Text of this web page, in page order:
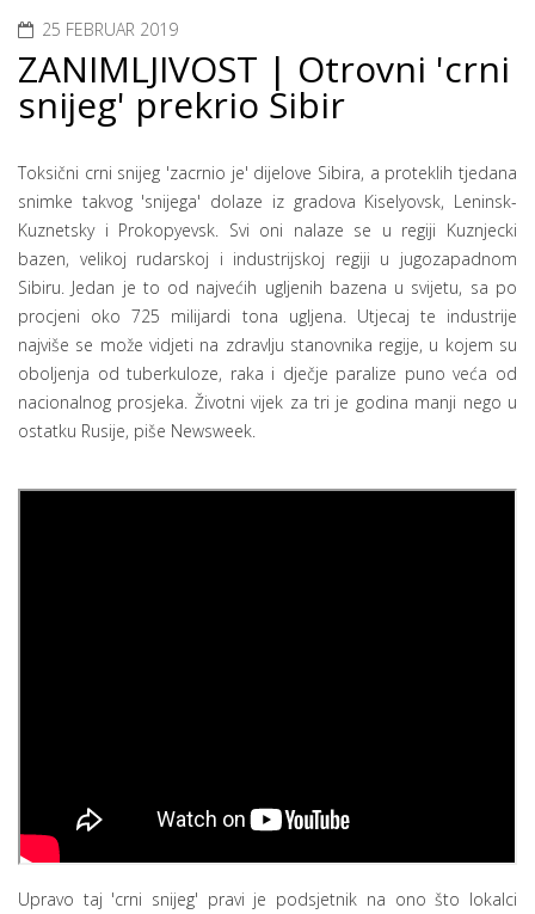
25 FEBRUAR 2019
ZANIMLJIVOST | Otrovni 'crni
snijeg' prekrio Sibir
Toksični crni snijeg 'zacrnio je' dijelove Sibira, a proteklih tjedana
snimke takvog 'snijega' dolaze iz gradova Kiselyovsk, Leninsk-
Kuznetsky i Prokopyevsk. Svi oni nalaze se u regiji Kuznjecki
bazen, velikoj rudarskoj i industrijskoj regiji u jugozapadnom
Sibiru. Jedan je to od najvećih ugljenih bazena u svijetu, sa po
procjeni oko 725 milijardi tona ugljena. Utjecaj te industrije
najviše se može vidjeti na zdravlju stanovnika regije, u kojem su
oboljenja od tuberkuloze, raka i dječje paralize puno veća od
nacionalnog prosjeka. Životni vijek za tri je godina manji nego u
ostatku Rusije, piše Newsweek.
Upravo taj 'crni snijeg' pravi je podsjetnik na ono što lokalci